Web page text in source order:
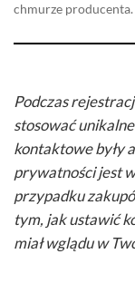
chmurze producenta.
Podczas
stosować
kontaktowe były
prywatności jest
przypadku
tym, jak ustawić
miał wglądu w